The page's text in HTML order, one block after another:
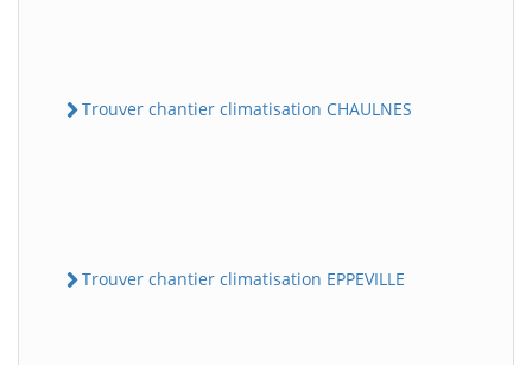
Trouver chantier climatisation CHAULNES
Trouver chantier climatisation EPPEVILLE